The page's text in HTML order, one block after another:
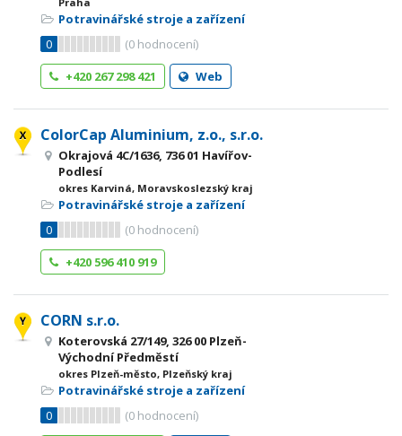
Potravinářské stroje a zařízení
0
(0 hodnocení)
+420 267 298 421
Web
ColorCap Aluminium, z.o., s.r.o.
Okrajová 4C/1636, 736 01 Havířov-
Podlesí
okres Karviná, Moravskoslezský kraj
Potravinářské stroje a zařízení
0
(0 hodnocení)
+420 596 410 919
CORN s.r.o.
Koterovská 27/149, 326 00 Plzeň-
Východní Předměstí
okres Plzeň-město, Plzeňský kraj
Potravinářské stroje a zařízení
0
(0 hodnocení)